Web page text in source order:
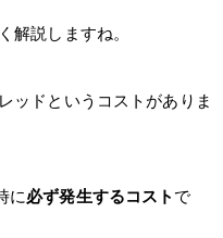
解説しますね。
ッドというコストがありま
に必ず発生するコスト で